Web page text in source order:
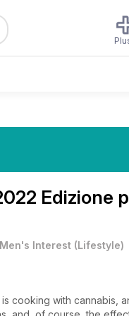
Edizione
Men's Interest (Lifestyle)
cooking with cannabis,